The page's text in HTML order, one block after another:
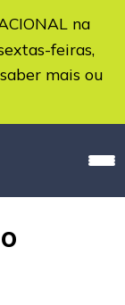
na
feiras,
mais ou